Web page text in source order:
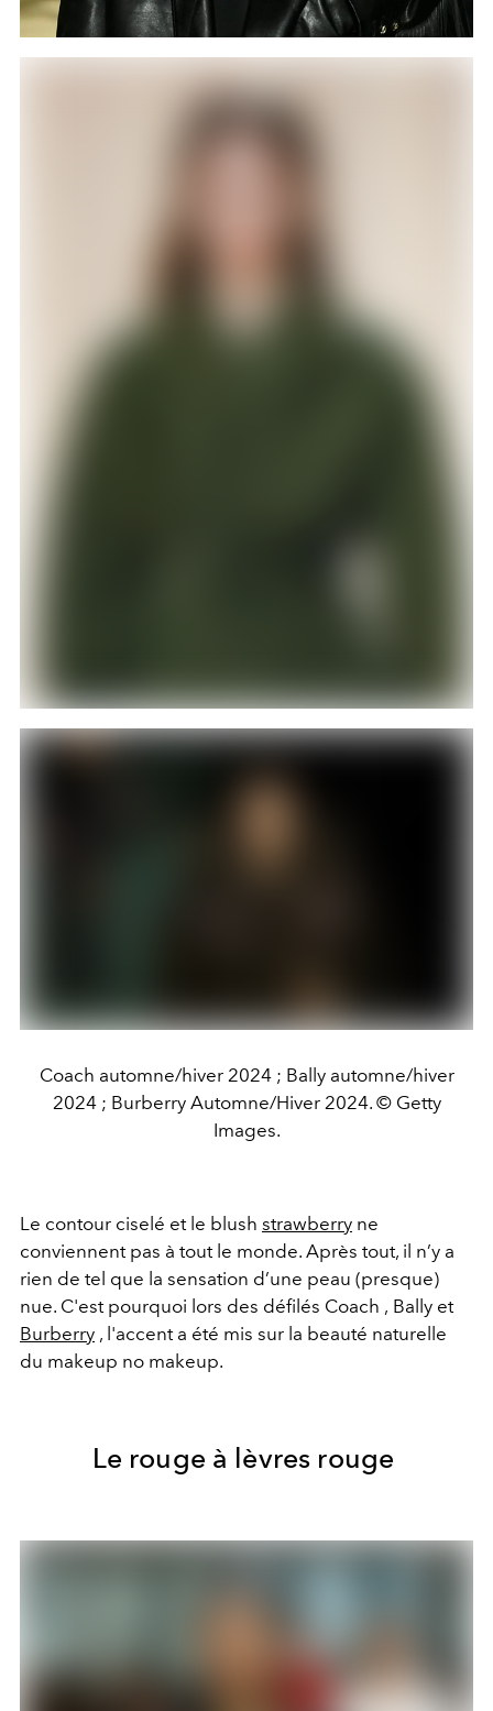
Coach automne/hiver 2024 ; Bally automne/hiver
2024 ; Burberry Automne/Hiver 2024. © Getty
Images.
Le contour ciselé etle blush strawberry ne
conviennent pas à tout le monde. Après tout, il n’y a
rien de tel que la sensation d’une peau (presque)
nue. C'est pourquoi lors des défilés Coach , Bally et
Burberry , l'accent a été mis sur la beauté naturelle
du makeup no makeup.
Le rouge à lèvres rouge